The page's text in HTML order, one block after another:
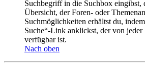
Suchbegriff in die Suchbox eingibst,
Übersicht, der Foren- oder
Suchmöglichkeiten erhältst du,
Suche“-Link anklickst, der von jeder
verfügbar ist.
Nach oben